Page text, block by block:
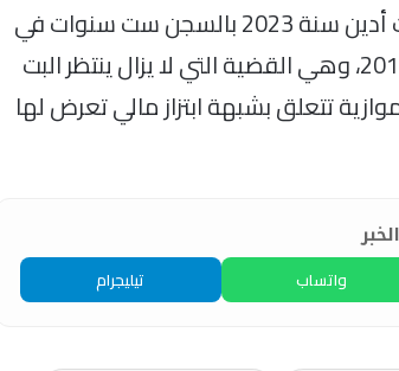
يذكر أن لمجرد يواجه سوابق قضائية مماثلة؛ حيث أدين سنة 2023 بالسجن ست سنوات في
قضية اغتصاب أخرى بباريس يعود تاريخها لعام 2016، وهي القضية التي لا يزال ينتظر البت
تتعلق بشبهة ابتزاز مالي تعرض لها
واتساب تيليجرام